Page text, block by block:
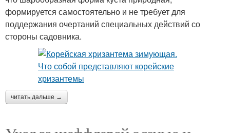
формируется самостоятельно и не требует для
поддержания очертаний специальных действий со
стороны садовника.
читать дальше →